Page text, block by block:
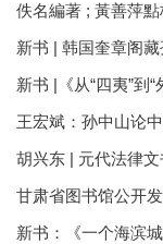
佚名編著 ; 黃善萍點
新书 | 韩国奎章阁藏
新书 |《从“四夷”到“
王宏斌：孙中山论
胡兴东 | 元代法律
甘肃省图书馆公开
新书：《一个海滨